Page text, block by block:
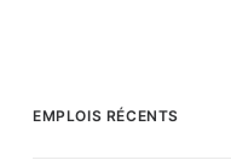
EMPLOIS RÉCENTS